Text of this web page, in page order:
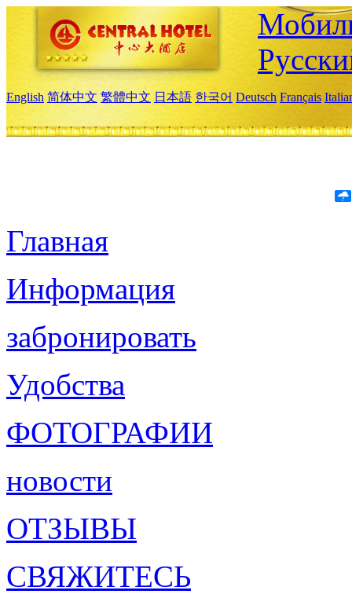
English 简体中文 繁體中文 日本語 한국어 Deutsch Français
Главная
Информация
забронировать
Удобства
ФОТОГРАФИИ
новости
ОТЗЫВЫ
СВЯЖИТЕСЬ